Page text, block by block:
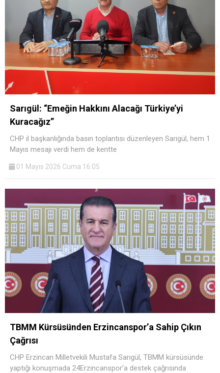
Sarıgül: “Emeğin Hakkını Alacağı Türkiye’yi
Kuracağız”
CHP il başkanlığında basın toplantısı düzenleyen Sarıgül, hem 1
Mayıs mesajı verdi hem de kentte
01 Mayıs 2026 Cuma 16:05
TBMM Kürsüsünden Erzincanspor’a Sahip Çıkın
Çağrısı
CHP Erzincan Milletvekili Mustafa Sarıgül, TBMM kürsüsünde
yaptığı konuşmada 24Erzincanspor’a destek çağrısında